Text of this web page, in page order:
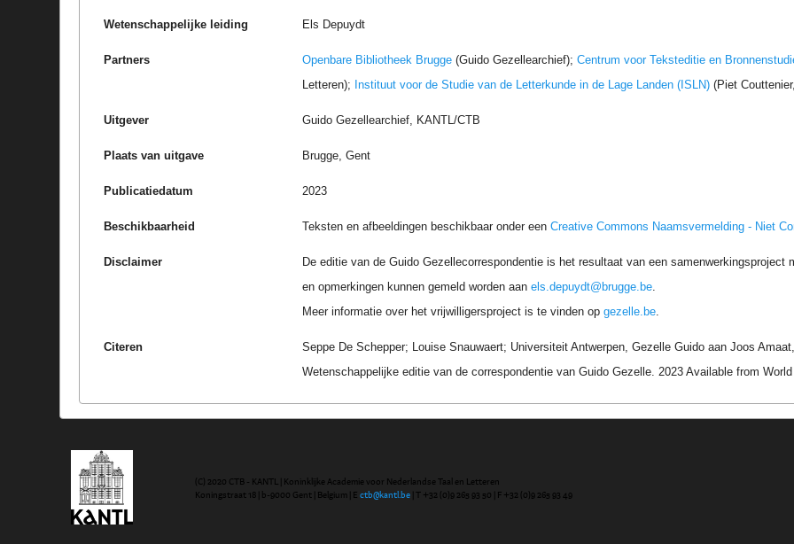
Wetenschappelijke leiding Els Depuydt
Partners Openbare Bibliotheek Brugge (Guido Gezellearchief);Centrum voor Teksteditie en
Letteren); Instituut voor de Studie van de Letterkunde in de Lage Landen (ISLN) (Piet
Uitgever Guido Gezellearchief, KANTL/CTB
Plaats van uitgave Brugge, Gent
Publicatiedatum 2023
Beschikbaarheid Teksten en afbeeldingen beschikbaar onder eenCreative Commons Naamsvermelding - Niet
Disclaimer
De editie van de Guido Gezellecorrespondentie is het resultaat van een
en opmerkingen kunnen gemeld worden aanels.depuydt@brugge.be
Meer informatie over het vrijwilligersproject is te vinden opgezelle.be
Citeren
Seppe De Schepper; Louise Snauwaert; Universiteit Antwerpen, Gezelle Guido aan Joos
Wetenschappelijke editie van de correspondentie van Guido Gezelle. 2023 Available from
(C) 2020 CTB - KANTL | Koninklijke Academie voor Nederlandse Taal en Letteren
Koningstraat 18 | b-9000 Gent | Belgium | Ectb@kantl.be | T +32 (0)9 265 93 50 | F +32 (0)9 265 93 49